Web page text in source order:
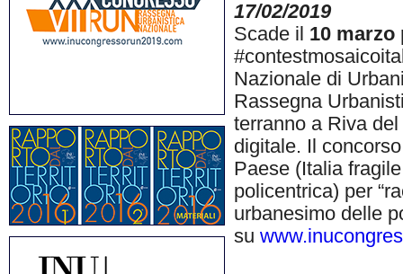
17/02/2019
Scade il 10
Nazionale di
Rassegna
terranno a Riva
digitale. Il
Paese (Italia
policentrica) per
urbanesimo delle
su